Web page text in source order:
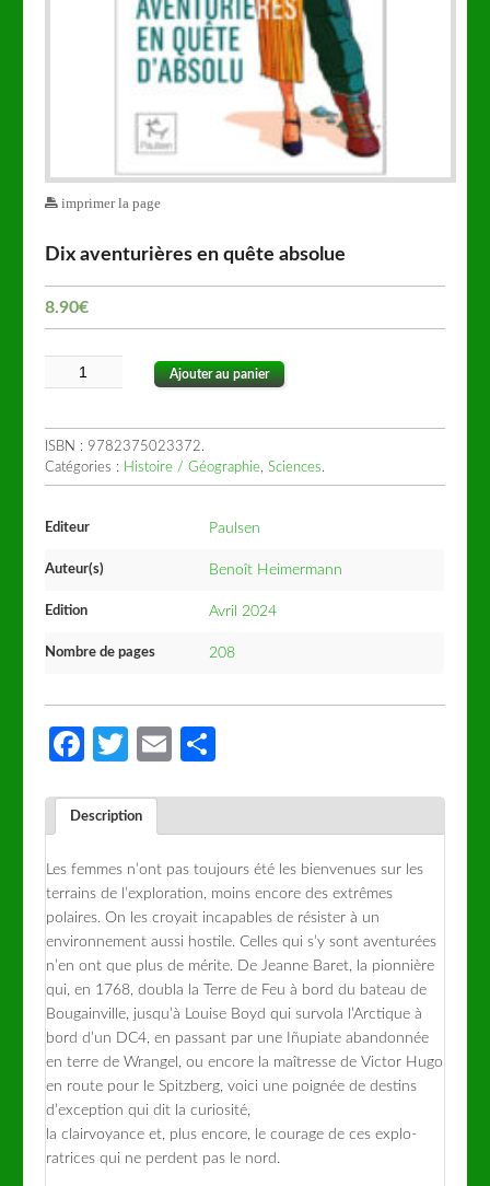
imprimer la page
Dix aventurières en quête absolue
8.90€
Ajouter au panier
ISBN : 9782375023372.
Catégories : Histoire / Géographie,Sciences.
Editeur Paulsen
Auteur(s) Benoît Heimermann
Edition Avril 2024
Nombre de pages 208
Facebook
Twitter
Email
Description
Les femmes n’ont pas toujours été les bienvenues sur les
terrains de l’exploration, moins encore des extrêmes
polaires. On les croyait incapables de résister à un
environnement aussi hostile. Celles qui s’y sont aventurées
n’en ont que plus de mérite. De Jeanne Baret, la pionnière
qui, en 1768, doubla la Terre de Feu à bord du bateau de
Bougainville, jusqu’à Louise Boyd qui survola l’Arctique à
bord d’un DC4, en passant par une I­ñupiate abandonnée
en terre de Wrangel, ou encore la maîtresse de Victor Hugo
en route pour le Spitzberg, voici une poignée de destins
d’exception qui dit la ­curiosité,
la clairvoyance et, plus encore, le courage de ces explo-
ratrices qui ne perdent pas le nord.